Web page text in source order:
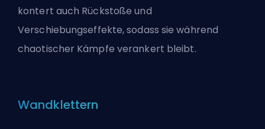
kontert auch Rückstoße und
Verschiebungseffekte, sodass sie während
chaotischer Kämpfe verankert bleibt.
Wandklettern